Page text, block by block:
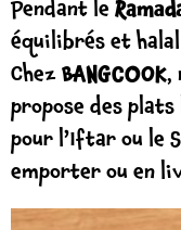
Pendant le
équilibrés et
Chez BANGCOOK,
propose des
pour l’Iftar ou le
emporter ou en